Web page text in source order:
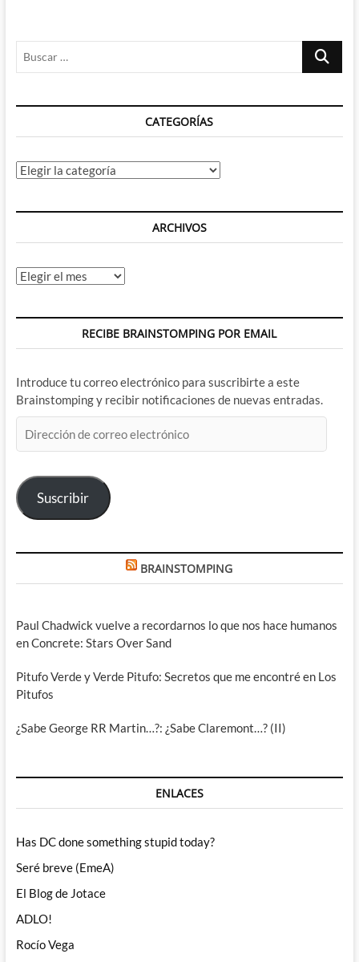
Buscar
CATEGORÍAS
Categorías
ARCHIVOS
Archivos
RECIBE BRAINSTOMPING POR EMAIL
Introduce tu correo electrónico para suscribirte a este
Brainstomping y recibir notificaciones de nuevas entradas.
de
electrónico
Suscribir
BRAINSTOMPING
Paul Chadwick vuelve a recordarnos lo que nos hace humanos
en Concrete: Stars Over Sand
Pitufo Verde y Verde Pitufo: Secretos que me encontré en Los
Pitufos
¿Sabe George RR Martin…?: ¿Sabe Claremont…? (II)
ENLACES
Has DC done something stupid today?
Seré breve (EmeA)
El Blog de Jotace
ADLO!
Rocío Vega